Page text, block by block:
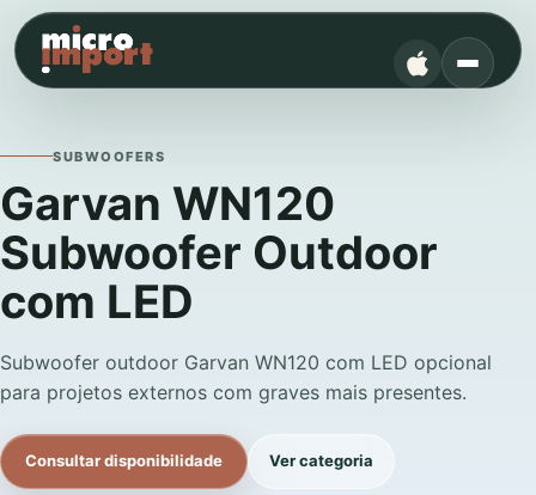
SUBWOOFERS
Garvan WN120
Subwoofer Outdoor
com LED
Subwoofer outdoor Garvan WN120 com LED opcional
para projetos externos com graves mais presentes.
Consultar disponibilidade Ver categoria